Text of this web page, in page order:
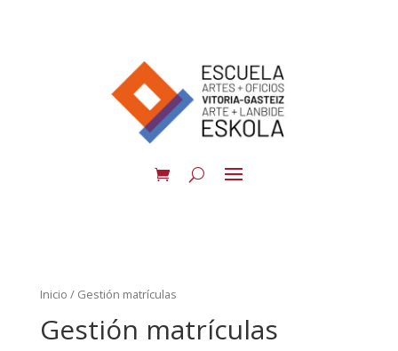
Inicio / Gestión matrículas
Gestión matrículas